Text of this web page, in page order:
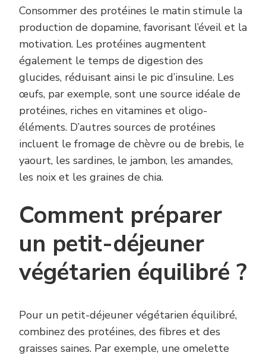
Consommer des protéines le matin stimule la
production de dopamine, favorisant l’éveil et la
motivation. Les protéines augmentent
également le temps de digestion des
glucides, réduisant ainsi le pic d’insuline. Les
œufs, par exemple, sont une source idéale de
protéines, riches en vitamines et oligo-
éléments. D’autres sources de protéines
incluent le fromage de chèvre ou de brebis, le
yaourt, les sardines, le jambon, les amandes,
les noix et les graines de chia.
Comment préparer
un petit-déjeuner
végétarien équilibré ?
Pour un petit-déjeuner végétarien équilibré,
combinez des protéines, des fibres et des
graisses saines. Par exemple, une omelette